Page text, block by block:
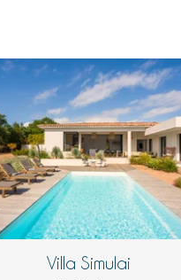
Villa Simulai